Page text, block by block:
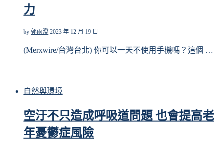
力
by 郭雨澄 2023 年 12 月 19 日
(Merxwire/台灣台北) 你可以一天不使用手機嗎？這個 …
自然與環境
空汙不只造成呼吸道問題 也會提高老
年憂鬱症風險